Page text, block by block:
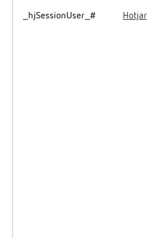
_hjSessionUser_# Hotjar